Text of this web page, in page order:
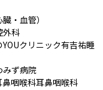
・血管）
外科
クリニック有吉祐睡
みず病院
咽喉科耳鼻咽喉科